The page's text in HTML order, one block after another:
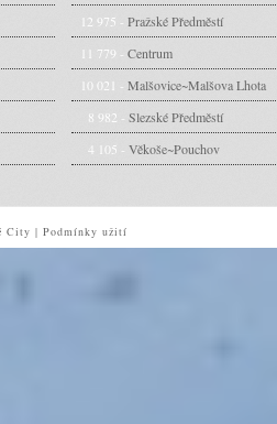
12 975 - Pražské Předměstí
11 779 - Centrum
10 021 - Malšovice~Malšova Lhota
8 982 - Slezské Předměstí
4 105 - Věkoše~Pouchov
City | Podmínky užití